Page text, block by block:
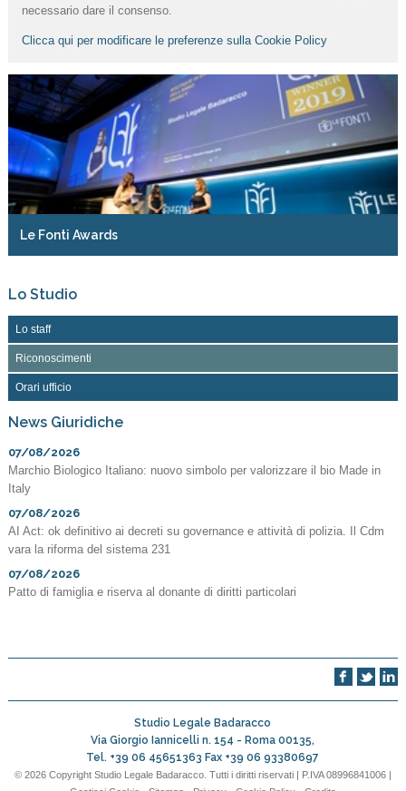
necessario dare il consenso.
Clicca qui per modificare le preferenze sulla Cookie Policy
Le Fonti Awards
Lo Studio
Lo staff
Riconoscimenti
Orari ufficio
News Giuridiche
07/08/2026
Marchio Biologico Italiano: nuovo simbolo per valorizzare il bio Made in
Italy
07/08/2026
AI Act: ok definitivo ai decreti su governance e attività di polizia. Il Cdm
vara la riforma del sistema 231
07/08/2026
Patto di famiglia e riserva al donante di diritti particolari
Studio Legale Badaracco
Via Giorgio Iannicelli n. 154 -Roma 00135,
Tel. +39 06 45651363 Fax +39 06 93380697
© 2026 Copyright Studio Legale Badaracco. Tutti i diritti riservati | P.IVA 08996841006 |